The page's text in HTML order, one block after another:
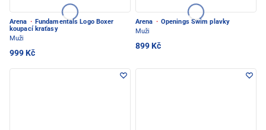
Arena · Fundamentals Logo Boxer
koupací kraťasy
Muži
999 Kč
Arena · Openings Swim plavky
Muži
899 Kč